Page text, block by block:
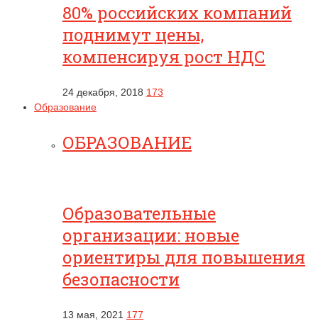
80% российских компаний
поднимут цены,
компенсируя рост НДС
24 декабря, 2018 173
Образование
ОБРАЗОВАНИЕ
Образовательные
организации: новые
ориентиры для повышения
безопасности
13 мая, 2021 177